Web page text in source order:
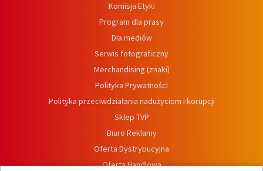
Komisja Etyki
Program dla prasy
Dla mediów
Serwis fotograficzny
Merchandising (znaki)
Polityka Prywatności
Polityka przeciwdziałania nadużyciom i korupcji
Sklep TVP
Biuro Reklamy
Oferta Dystrybucyjna
Oferta Handlowa